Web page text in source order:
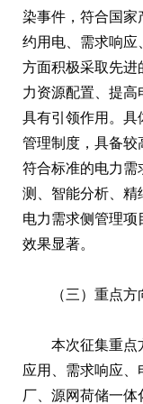
染事件，符合国家
约用电、需求响应
方面积极采取先进
力资源配置、提
具有引领作用。具
管理制度，具备较
符合标准的电力需
测、智能分析、精
电力需求侧管理项
效果显著。
（三）重点方
本次征集重点
应用、需求响应
厂、源网荷储一体